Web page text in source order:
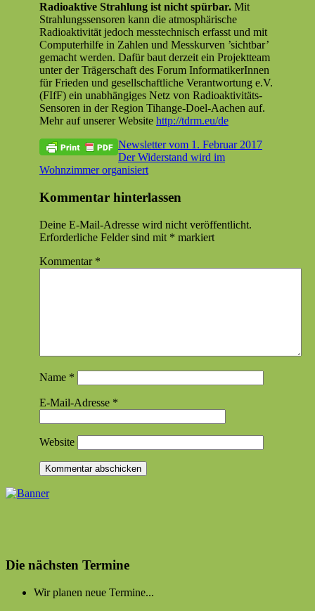
Radioak­tive Strahlung ist nicht spür­bar. Mit
Strahlungs­sensoren kann die atmo­sphärische
Radioak­tiv­ität jedoch messtech­nisch erfasst und mit
Com­put­er­hil­fe in Zahlen und Messkur­ven ’sicht­bar’
gemacht wer­den. Dafür baut derzeit ein Pro­jek­t­team
unter der Träger­schaft des Forum Infor­matik­erIn­nen
für Frieden und gesellschaftliche Ver­ant­wor­tung e.V.
(FIfF) ein unab­hängiges Netz von Radioak­tiv­itäts-
Sen­soren in der Region Tihange-Doel-Aachen auf.
Mehr auf unser­er Web­site http://tdrm.eu/de
Atomkraft
Beitragsnavigation
Vorheriger
Beitrag:
Newsletter vom 1. Februar 2017
Nächster
Beitrag:
Der Widerstand wird im
Wohnzimmer organisiert
Kommentar hinterlassen
Deine E-Mail-Adresse wird nicht veröffentlicht.
Erforderliche Felder sind mit * markiert
Kommentar *
Name *
E-Mail-Adresse *
Website
Die nächsten Termine
Wir planen neue Termine...